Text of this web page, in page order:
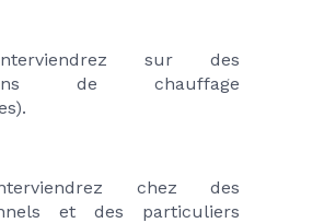
sur des
de chauffage
chez des
et des particuliers